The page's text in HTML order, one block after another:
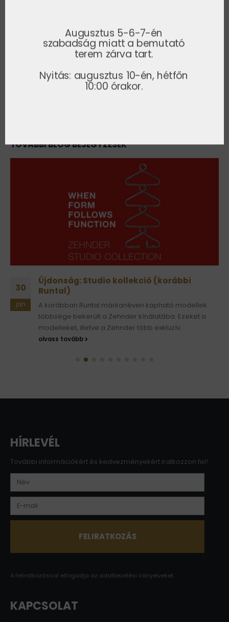
TOVÁBBI BLOG BEJEGYZÉSEK
30
jan
Újdonság: Studio kollekció (korábbi
Runtal)
A korábban Runtal márkanéven kapható modellek
többsége bekerült a Zehnder kínálatába. Ezeket a
modelleket, illetve a Zehnder több exkluzív...
olvass tovább
HÍRLEVÉL
További információkért és kedvezményekért iratkozzon fel!
A feliratkozással elfogadja az adatkezelési irányelveket.
KAPCSOLAT
Augusztus 5-6-7-én
szabadság miatt a bemutató
terem zárva tart.
Nyitás: augusztus 10-én, hétfőn
10:00 órakor.